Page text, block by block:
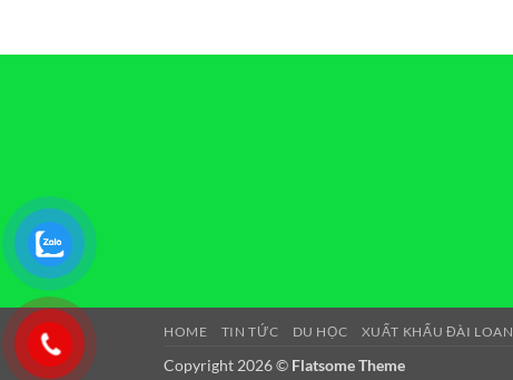
HOME TIN TỨC DU HỌC XUẤT KHẨU ĐÀI LOAN
Copyright 2026 © Flatsome Theme